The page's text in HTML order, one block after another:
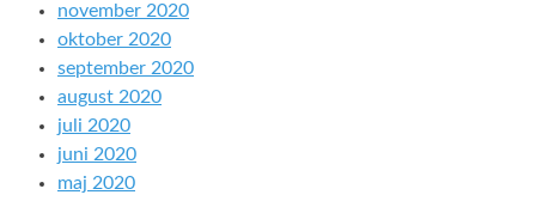
november 2020
oktober 2020
september 2020
august 2020
juli 2020
juni 2020
maj 2020